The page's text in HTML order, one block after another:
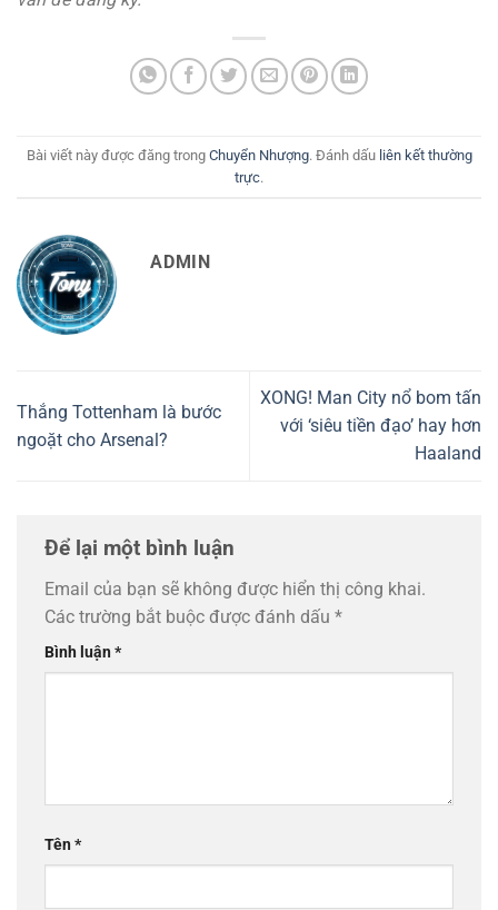
Bài viết này được đăng trong Chuyển Nhượng. Đánh dấu liên kết thường
trực.
ADMIN
Thắng Tottenham là bước
ngoặt cho Arsenal?
XONG! Man City nổ bom tấn
với ‘siêu tiền đạo’ hay hơn
Haaland
Để lại một bình luận
Email của bạn sẽ không được hiển thị công khai.
Các trường bắt buộc được đánh dấu *
Bình luận*
Tên*